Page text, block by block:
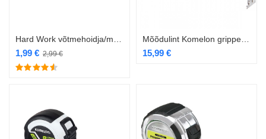
2,99€
1,99 € 15,99 €